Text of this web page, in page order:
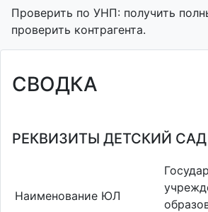
Проверить по УНП: получить
проверить контрагента.
СВОДКА
РЕКВИЗИТЫ ДЕТСКИЙ
Наименование ЮЛ